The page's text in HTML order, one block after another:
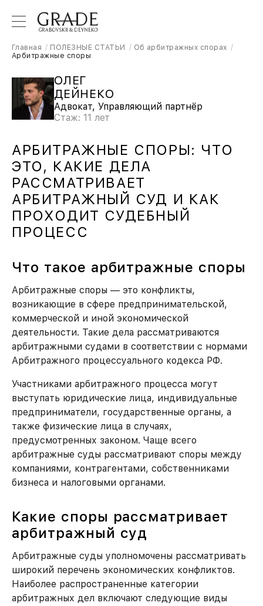
Главная ПОЛЕЗНЫЕ СТАТЬИ
Об арбитражных спорах
Арбитражные споры
ОЛЕГ
ДЕЙНЕКО
Адвокат, Управляющий партнёр
Стаж: 11 лет
АРБИТРАЖНЫЕ СПОРЫ: ЧТО
ЭТО, КАКИЕ ДЕЛА
РАССМАТРИВАЕТ
АРБИТРАЖНЫЙ СУД И КАК
ПРОХОДИТ СУДЕБНЫЙ
ПРОЦЕСС
Что такое арбитражные споры
Арбитражные споры — это конфликты,
возникающие в сфере предпринимательской,
коммерческой и иной экономической
деятельности. Такие дела рассматриваются
арбитражными судами в соответствии с нормами
Арбитражного процессуального кодекса РФ.
Участниками арбитражного процесса могут
выступать юридические лица, индивидуальные
предприниматели, государственные органы, а
также физические лица в случаях,
предусмотренных законом. Чаще всего
арбитражные суды рассматривают споры между
компаниями, контрагентами, собственниками
бизнеса и налоговыми органами.
Какие споры рассматривает
арбитражный суд
Арбитражные суды уполномочены рассматривать
широкий перечень экономических конфликтов.
Наиболее распространенные категории
арбитражных дел включают следующие виды